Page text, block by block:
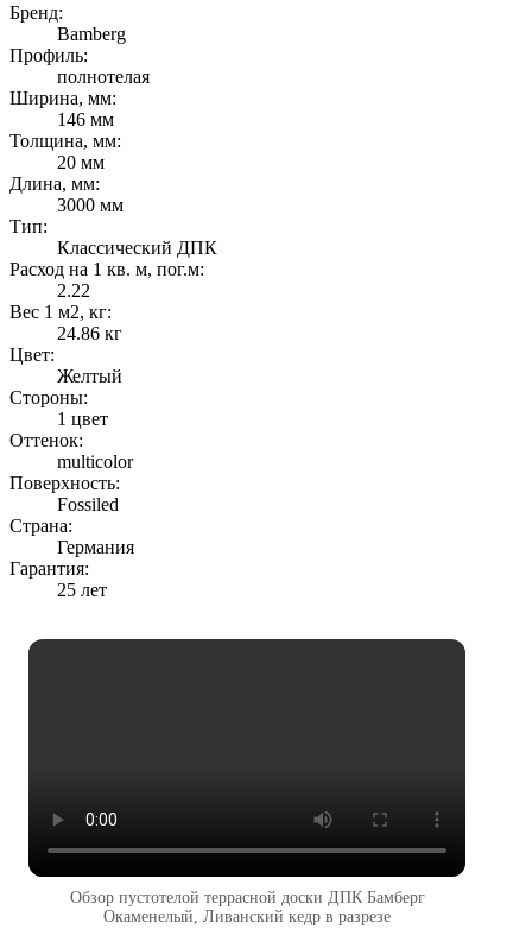
Бренд:
Bamberg
Профиль:
полнотелая
Ширина, мм:
146 мм
Толщина, мм:
20 мм
Длина, мм:
3000 мм
Тип:
Классический ДПК
Расход на 1 кв. м, пог.м:
2.22
Вес 1 м2, кг:
24.86 кг
Цвет:
Желтый
Стороны:
1 цвет
Оттенок:
multicolor
Поверхность:
Fossiled
Страна:
Германия
Гарантия:
25 лет
Обзор пустотелой террасной доски ДПК Бамберг
Окаменелый, Ливанский кедр в разрезе